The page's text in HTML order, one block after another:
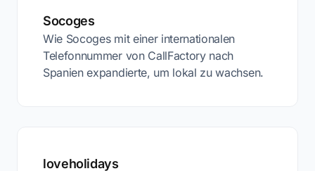
Socoges
Wie Socoges mit einer internationalen
Telefonnummer von CallFactory nach
Spanien expandierte, um lokal zu wachsen.
loveholidays